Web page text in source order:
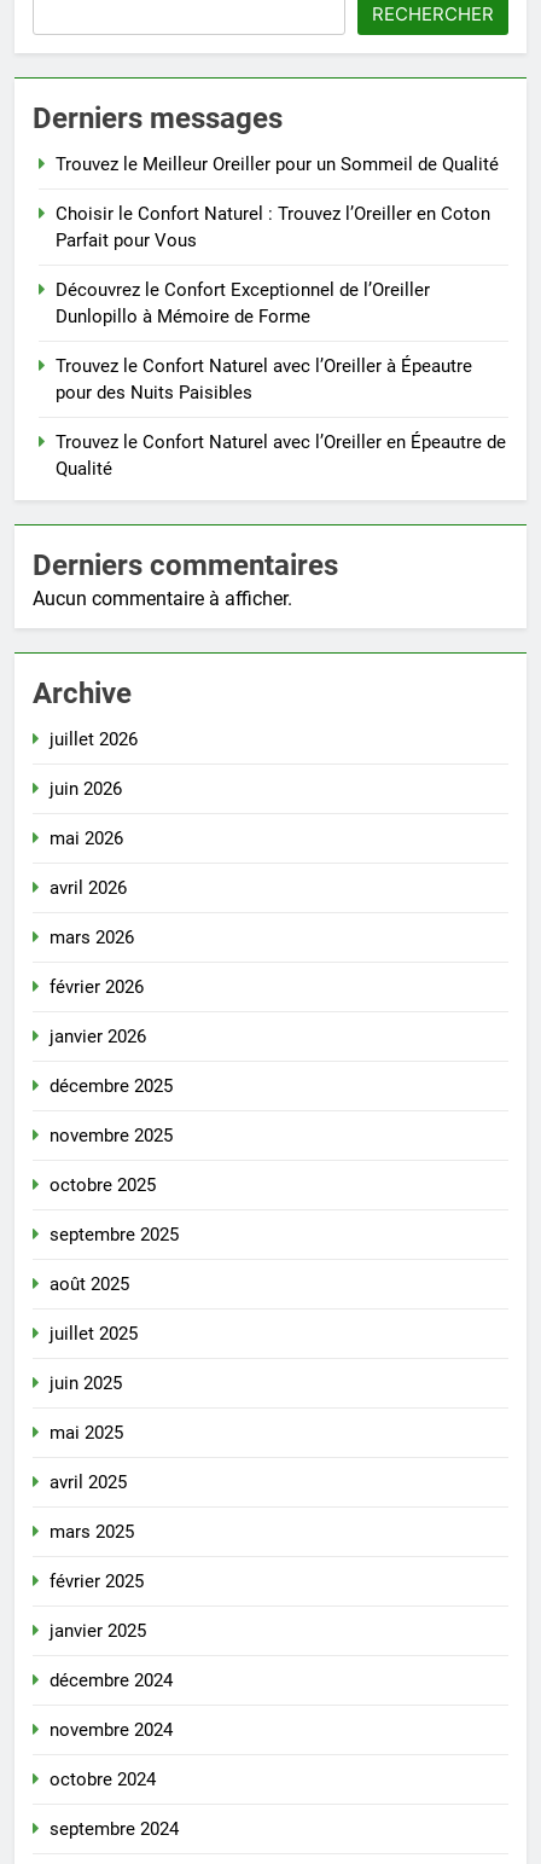
RECHERCHER
Derniers messages
Trouvez le Meilleur Oreiller pour un Sommeil de Qualité
Choisir le Confort Naturel : Trouvez l’Oreiller en Coton
Parfait pour Vous
Découvrez le Confort Exceptionnel de l’Oreiller
Dunlopillo à Mémoire de Forme
Trouvez le Confort Naturel avec l’Oreiller à Épeautre
pour des Nuits Paisibles
Trouvez le Confort Naturel avec l’Oreiller en Épeautre de
Qualité
Derniers commentaires
Aucun commentaire à afficher.
Archive
juillet 2026
juin 2026
mai 2026
avril 2026
mars 2026
février 2026
janvier 2026
décembre 2025
novembre 2025
octobre 2025
septembre 2025
août 2025
juillet 2025
juin 2025
mai 2025
avril 2025
mars 2025
février 2025
janvier 2025
décembre 2024
novembre 2024
octobre 2024
septembre 2024